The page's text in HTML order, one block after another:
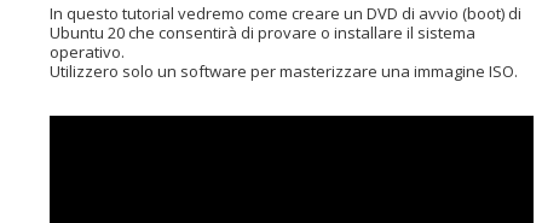
In questo tutorial vedremo come creare un DVD di avvio (boot) di
Ubuntu 20 che consentirà di provare o installare il sistema
operativo.
Utilizzero solo un software per masterizzare una immagine ISO.